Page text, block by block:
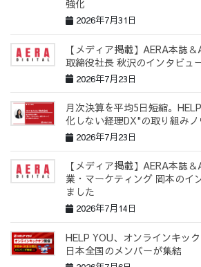
強化
2026年7月31日
【メディア掲載】AERA本誌
取締役社長 秋沢のインタビュ
2026年7月23日
月次決算を平均5日短縮。
化しない経理DX"の取り組み
2026年7月23日
【メディア掲載】AERA本誌
業・マーケティング 岡本のイ
ました
2026年7月14日
HELP YOU、オンラインキッ
日本全国のメンバーが集結